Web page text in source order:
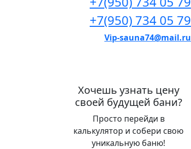
+7(950) 734 05 79
Vip-sauna74@mail.ru
Хочешь узнать цену
своей будущей бани?
Просто перейди в
калькулятор и собери свою
уникальную баню!